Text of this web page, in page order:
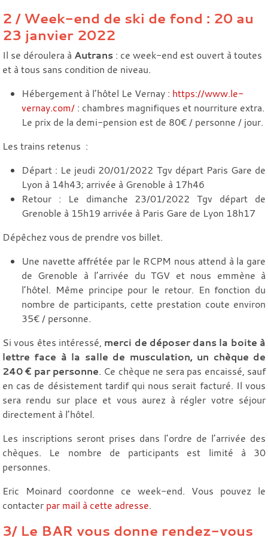
2 / Week-end de ski de fond : 20 au
23 janvier 2022
Il se déroulera à Autrans : ce week-end est ouvert à toutes
et à tous sans condition de niveau.
Hébergement à l’hôtel Le Vernay : https://www.le-
vernay.com/ : chambres magnifiques et nourriture extra.
Le prix de la demi-pension est de 80€ / personne / jour.
Les trains retenus :
Départ : Le jeudi 20/01/2022 Tgv départ Paris Gare de
Lyon à 14h43; arrivée à Grenoble à 17h46
Retour : Le dimanche 23/01/2022 Tgv départ de
Grenoble à 15h19 arrivée à Paris Gare de Lyon 18h17
Dépêchez vous de prendre vos billet.
Une navette affrétée par le RCPM nous attend à la gare
de Grenoble à l’arrivée du TGV et nous emmène à
l’hôtel. Même principe pour le retour. En fonction du
nombre de participants, cette prestation coute environ
35€ / personne.
Si vous êtes intéressé, merci de déposer dans la boite à
lettre face à la salle de musculation, un chèque de
240 € par personne. Ce chèque ne sera pas encaissé, sauf
en cas de désistement tardif qui nous serait facturé. Il vous
sera rendu sur place et vous aurez à régler votre séjour
directement à l’hôtel.
Les inscriptions seront prises dans l’ordre de l’arrivée des
chèques. Le nombre de participants est limité à 30
personnes.
Eric Moinard coordonne ce week-end. Vous pouvez le
contacter par mail à cette adresse.
3/ Le BAR vous donne rendez-vous